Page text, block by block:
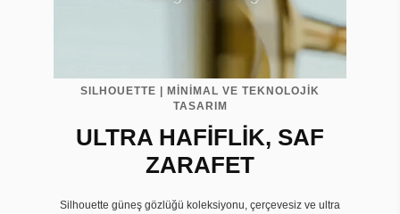
SILHOUETTE | MİNİMAL VE TEKNOLOJİK
TASARIM
ULTRA HAFİFLİK, SAF
ZARAFET
Silhouette güneş gözlüğü koleksiyonu, çerçevesiz ve ultra